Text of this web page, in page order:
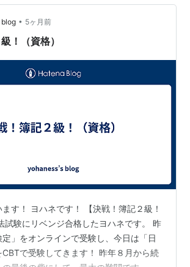
ます。 yohaness.hatenablog.com yoh…
blog • 5ヶ月前
！（資格）
す！ ヨハネです！ 【決戦！簿記２級！
試験にリベンジ合格したヨハネです。 昨
定」をオンラインで受験し、今日は「日
で受験してきます！ 昨年８月から続